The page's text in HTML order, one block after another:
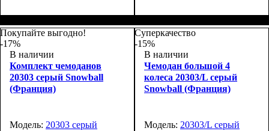
66х46х28+5
55х38х22
Покупайте выгодно!
-17%
В наличии
Комплект чемоданов
20303 серый Snowball
(Франция)
Модель: 20303 серый
Суперкачество
-15%
В наличии
Чемодан большой 4
колеса 20303/L серый
Snowball (Франция)
Модель: 20303/L серый